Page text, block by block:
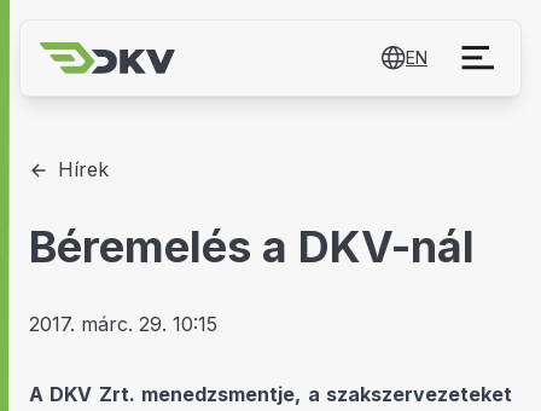
EN
Hírek
Béremelés a DKV-nál
2017. márc. 29. 10:15
A DKV Zrt. menedzsmentje, a szakszervezeteket